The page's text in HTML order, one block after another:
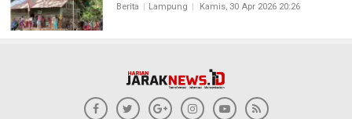
Berita Lampung Kamis, 30 Apr 2026 20:26